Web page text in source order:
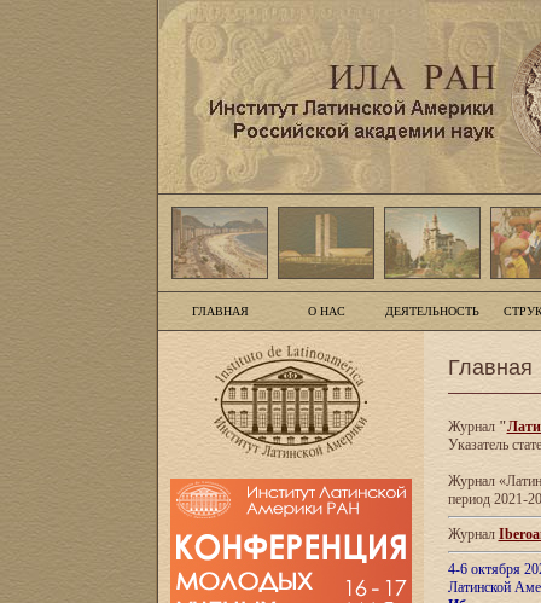
ГЛАВНАЯ О НАС ДЕЯТЕЛЬНОСТЬ
Главная
Журнал"
Указатель
Журнал
период 2021-
Журнал
4-6 октября
Латинской